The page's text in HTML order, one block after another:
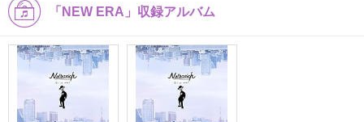
「NEW ERA」収録アルバム